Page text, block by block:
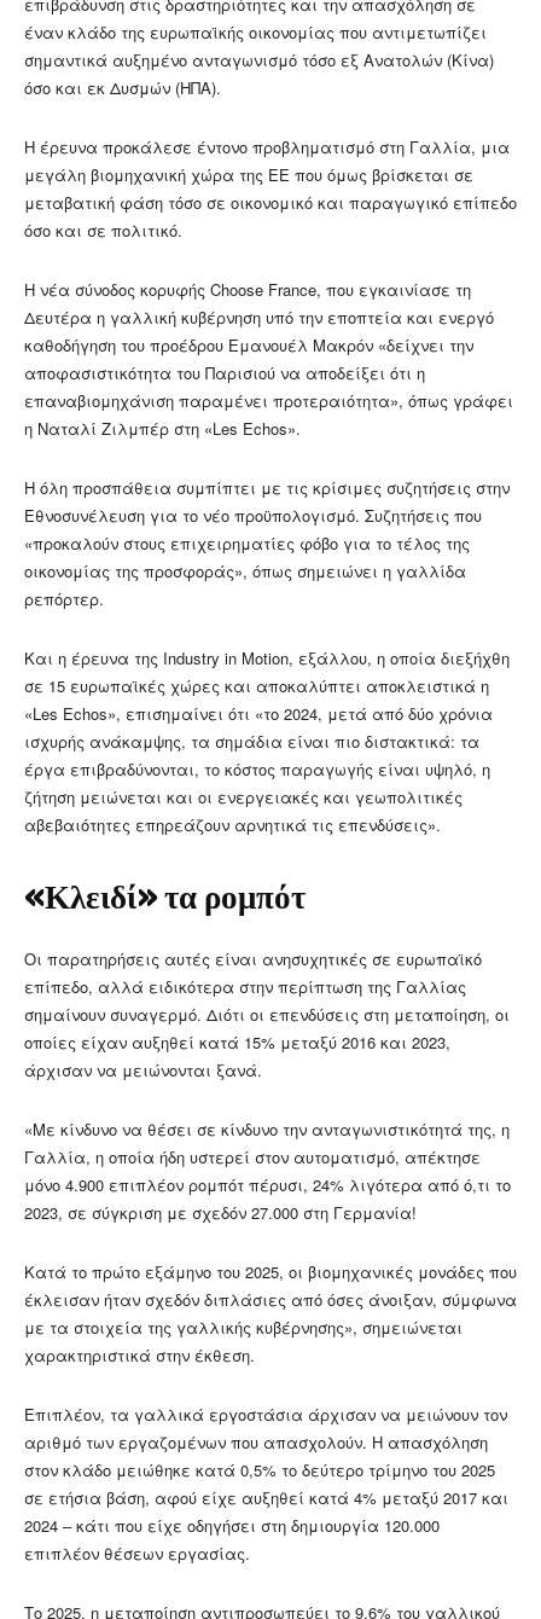
επιβράδυνση στις δραστηριότητες και την απασχόληση σε
έναν κλάδο της ευρωπαϊκής οικονομίας που αντιμετωπίζει
σημαντικά αυξημένο ανταγωνισμό τόσο εξ Ανατολών (Κίνα)
όσο και εκ Δυσμών (ΗΠΑ).
Η έρευνα προκάλεσε έντονο προβληματισμό στη Γαλλία, μια
μεγάλη βιομηχανική χώρα της ΕΕ που όμως βρίσκεται σε
μεταβατική φάση τόσο σε οικονομικό και παραγωγικό επίπεδο
όσο και σε πολιτικό.
Η νέα σύνοδος κορυφής Choose France, που εγκαινίασε τη
Δευτέρα η γαλλική κυβέρνηση υπό την εποπτεία και ενεργό
καθοδήγηση του προέδρου Εμανουέλ Μακρόν «δείχνει την
αποφασιστικότητα του Παρισιού να αποδείξει ότι η
επαναβιομηχάνιση παραμένει προτεραιότητα», όπως γράφει
η Ναταλί Ζιλμπέρ στη «Les Echos».
Η όλη προσπάθεια συμπίπτει με τις κρίσιμες συζητήσεις στην
Εθνοσυνέλευση για το νέο προϋπολογισμό. Συζητήσεις που
«προκαλούν στους επιχειρηματίες φόβο για το τέλος της
οικονομίας της προσφοράς», όπως σημειώνει η γαλλίδα
ρεπόρτερ.
Και η έρευνα της Industry in Motion, εξάλλου, η οποία διεξήχθη
σε 15 ευρωπαϊκές χώρες και αποκαλύπτει αποκλειστικά η
«Les Echos», επισημαίνει ότι «το 2024, μετά από δύο χρόνια
ισχυρής ανάκαμψης, τα σημάδια είναι πιο διστακτικά: τα
έργα επιβραδύνονται, το κόστος παραγωγής είναι υψηλό, η
ζήτηση μειώνεται και οι ενεργειακές και γεωπολιτικές
αβεβαιότητες επηρεάζουν αρνητικά τις επενδύσεις».
«Κλειδί» τα ρομπότ
Οι παρατηρήσεις αυτές είναι ανησυχητικές σε ευρωπαϊκό
επίπεδο, αλλά ειδικότερα στην περίπτωση της Γαλλίας
σημαίνουν συναγερμό. Διότι οι επενδύσεις στη μεταποίηση, οι
οποίες είχαν αυξηθεί κατά 15% μεταξύ 2016 και 2023,
άρχισαν να μειώνονται ξανά.
«Με κίνδυνο να θέσει σε κίνδυνο την ανταγωνιστικότητά της, η
Γαλλία, η οποία ήδη υστερεί στον αυτοματισμό, απέκτησε
μόνο 4.900 επιπλέον ρομπότ πέρυσι, 24% λιγότερα από ό,τι το
2023, σε σύγκριση με σχεδόν 27.000 στη Γερμανία!
Κατά το πρώτο εξάμηνο του 2025, οι βιομηχανικές μονάδες που
έκλεισαν ήταν σχεδόν διπλάσιες από όσες άνοιξαν, σύμφωνα
με τα στοιχεία της γαλλικής κυβέρνησης», σημειώνεται
χαρακτηριστικά στην έκθεση.
Επιπλέον, τα γαλλικά εργοστάσια άρχισαν να μειώνουν τον
αριθμό των εργαζομένων που απασχολούν. Η απασχόληση
στον κλάδο μειώθηκε κατά 0,5% το δεύτερο τρίμηνο του 2025
σε ετήσια βάση, αφού είχε αυξηθεί κατά 4% μεταξύ 2017 και
2024 – κάτι που είχε οδηγήσει στη δημιουργία 120.000
επιπλέον θέσεων εργασίας.
Το 2025, η μεταποίηση αντιπροσωπεύει το 9,6% του γαλλικού